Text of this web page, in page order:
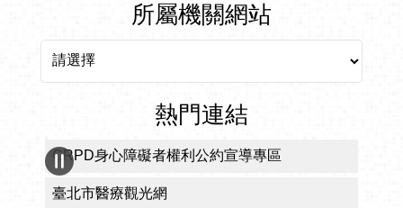
所屬機關網站
熱門連結
CRPD身心障礙者權利公約宣導專區
臺北市醫療觀光網